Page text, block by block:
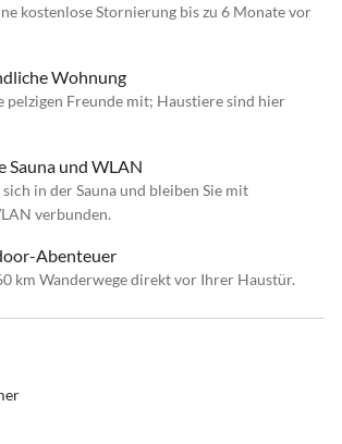
kostenlose Stornierung bis zu 6 Monate vor
Wohnung
pelzigen Freunde mit; Haustiere sind hier
Sauna und WLAN
sich in der Sauna und bleiben Sie mit
verbunden.
Abenteuer
km Wanderwege direkt vor Ihrer Haustür.